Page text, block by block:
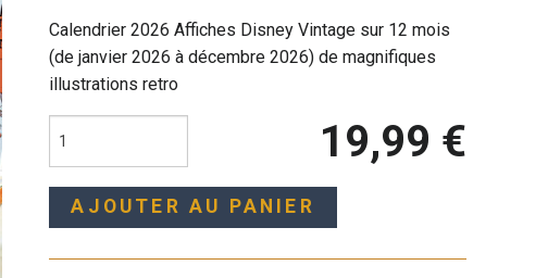
Calendrier 2026 Affiches Disney Vintage sur 12 mois
(de janvier 2026 à décembre 2026) de magnifiques
illustrations retro
19,99 €
AJOUTER AU PANIER